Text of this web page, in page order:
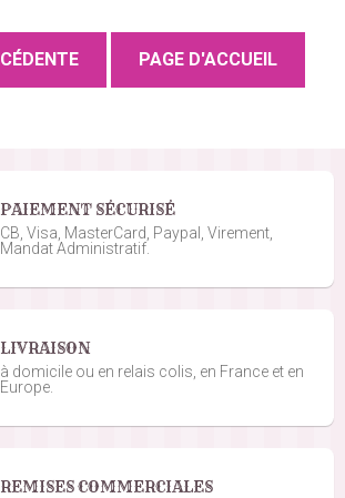
PAIEMENT SÉCURISÉ
CB, Visa, MasterCard, Paypal, Virement,
Mandat Administratif.
LIVRAISON
à domicile ou en relais colis, en France et en
Europe.
REMISES COMMERCIALES